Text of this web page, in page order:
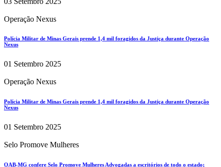
Operação Nexus
Polícia Militar de Minas Gerais prende 1,4 mil foragidos da Justiça durante Operação
Nexus
01 Setembro 2025
Operação Nexus
Polícia Militar de Minas Gerais prende 1,4 mil foragidos da Justiça durante Operação
Nexus
01 Setembro 2025
Selo Promove Mulheres
OAB-MG confere Selo Promove Mulheres Advogadas a escritórios de todo o estado;